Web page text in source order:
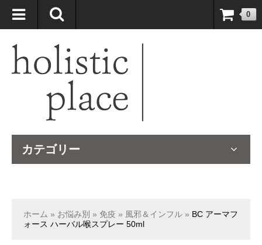
自然療法大国のオーストラリアより、臨床経験＆知識の豊富なナチュ
ロパスが厳選したサプリメントや ナチュラルグッズをお届けします！
0
カテゴリー
ホーム » お悩み別 » 免疫 » 風邪＆インフル » BC アーマフ
ォース ハーバル喉スプレー 50ml